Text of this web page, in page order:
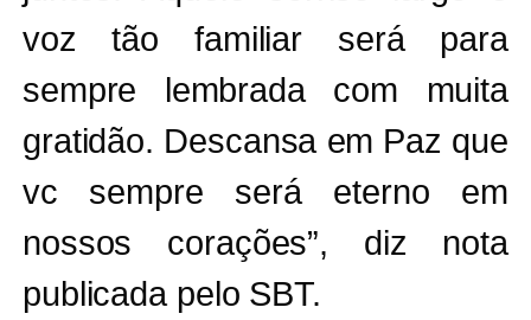
voz tão familiar será para
sempre lembrada com muita
gratidão. Descansa em Paz que
vc sempre será eterno em
nossos corações”, diz nota
publicada pelo SBT.